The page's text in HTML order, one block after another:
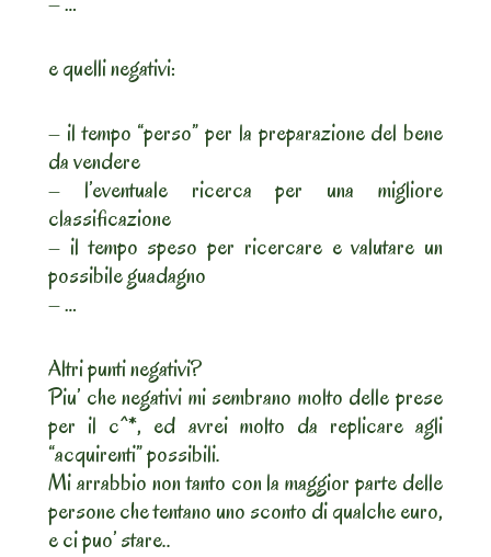
e quelli negativi:
– il tempo “perso” per la preparazione del bene
da vendere
– l’eventuale ricerca per una migliore
classificazione
– il tempo speso per ricercare e valutare un
possibile guadagno
– …
Altri punti negativi?
Piu’ che negativi mi sembrano molto delle prese
per il c^*, ed avrei molto da replicare agli
“acquirenti” possibili.
Mi arrabbio non tanto con la maggior parte delle
persone che tentano uno sconto di qualche euro,
e ci puo’ stare..